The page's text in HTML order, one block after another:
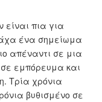
πια για
ένα σημείωμα
απέναντι σε μια
εμπόρευμα και
Τρία χρόνια
βυθισμένο σε